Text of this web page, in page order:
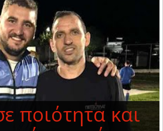
ποιότητα και